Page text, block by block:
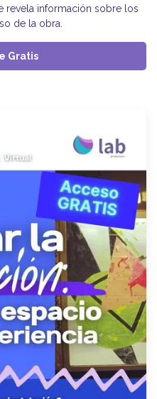
revela información sobre los
de la obra.
Gratis